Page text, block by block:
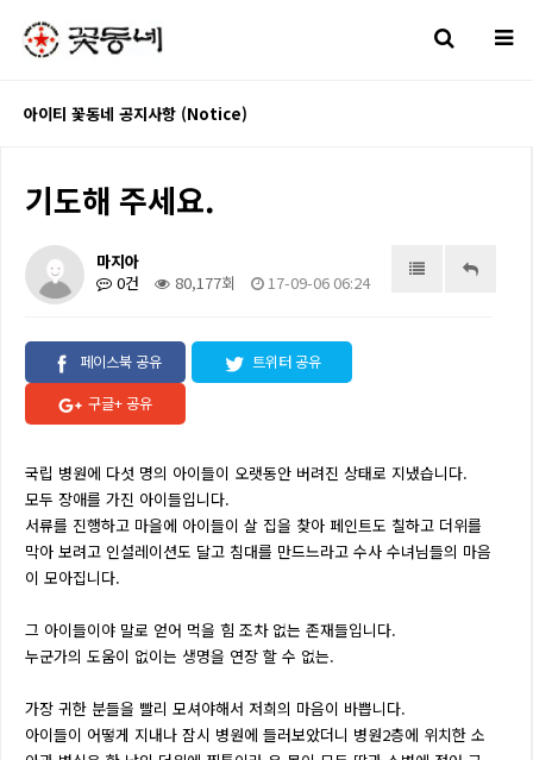
아이티 꽃동네 공지사항 (Notice)
기도해 주세요.
마지아
0건
80,177회 17-09-06 06:24
페이스북 공유
트위터 공유
구글+ 공유
국립 병원에 다섯 명의 아이들이 오랫동안 버려진 상태로 지냈습니다.
모두 장애를 가진 아이들입니다.
서류를 진행하고 마을에 아이들이 살 집을 찾아 페인트도 칠하고 더위를
막아 보려고 인설레이션도 달고 침대를 만드느라고 수사 수녀님들의 마음
이 모아집니다.
그 아이들이야 말로 얻어 먹을 힘 조차 없는 존재들입니다.
누군가의 도움이 없이는 생명을 연장 할 수 없는.
가장 귀한 분들을 빨리 모셔야해서 저희의 마음이 바쁩니다.
아이들이 어떻게 지내나 잠시 병원에 들러보았더니 병원2층에 위치한 소